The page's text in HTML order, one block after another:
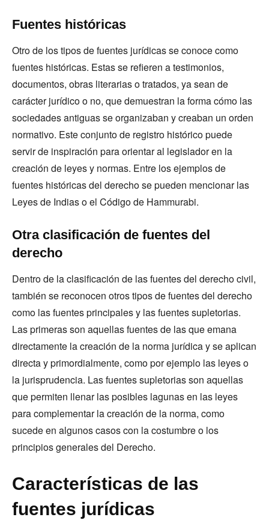
Fuentes históricas
Otro de los tipos de fuentes jurídicas se conoce como
fuentes históricas. Estas se refieren a testimonios,
documentos, obras literarias o tratados, ya sean de
carácter jurídico o no, que demuestran la forma cómo las
sociedades antiguas se organizaban y creaban un orden
normativo. Este conjunto de registro histórico puede
servir de inspiración para orientar al legislador en la
creación de leyes y normas. Entre los ejemplos de
fuentes históricas del derecho se pueden mencionar las
Leyes de Indias o el Código de Hammurabi.
Otra clasificación de fuentes del
derecho
Dentro de la clasificación de las fuentes del derecho civil,
también se reconocen otros tipos de fuentes del derecho
como las fuentes principales y las fuentes supletorias.
Las primeras son aquellas fuentes de las que emana
directamente la creación de la norma jurídica y se aplican
directa y primordialmente, como por ejemplo las leyes o
la jurisprudencia. Las fuentes supletorias son aquellas
que permiten llenar las posibles lagunas en las leyes
para complementar la creación de la norma, como
sucede en algunos casos con la costumbre o los
principios generales del Derecho.
Características de las
fuentes jurídicas